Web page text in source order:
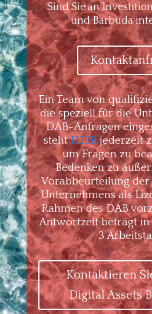
Sind Sie an
und Barbuda
Ein Team von
die speziell für die
DAB-Anfragen
stehtHIERjederzeit
um Fragen zu
Bedenken zu
Vorabbeurteilung
Unternehmens als
Rahmen des DAB
Antwortzeit beträgt in
3
Kontaktieren
Digital Assets